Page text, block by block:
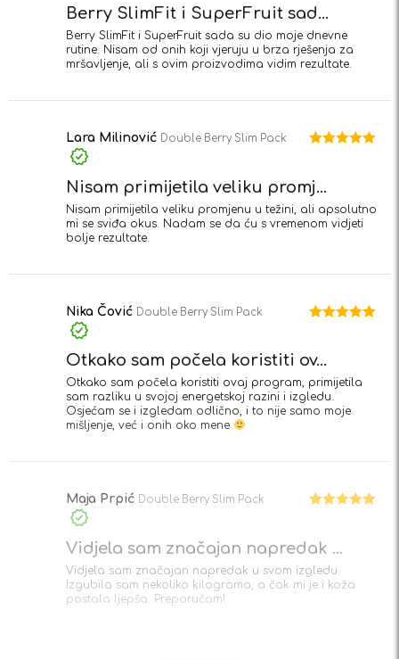
Berry SlimFit i SuperFruit sad...
Berry SlimFit i SuperFruit sada su dio moje dnevne
rutine. Nisam od onih koji vjeruju u brza rješenja za
mršavljenje, ali s ovim proizvodima vidim rezultate.
Lara Milinović Double Berry Slim Pack
Nisam primijetila veliku promj...
Nisam primijetila veliku promjenu u težini, ali apsolutno
mi se sviđa okus. Nadam se da ću s vremenom vidjeti
bolje rezultate.
Nika Čović Double Berry Slim Pack
Otkako sam počela koristiti ov...
Otkako sam počela koristiti ovaj program, primijetila
sam razliku u svojoj energetskoj razini i izgledu.
Osjećam se i izgledam odlično, i to nije samo moje
mišljenje, već i onih oko mene
Maja Prpić Double Berry Slim Pack
Vidjela sam značajan napredak ...
Vidjela sam značajan napredak u svom izgledu.
Izgubila sam nekoliko kilograma, a čak mi je i koža
postala ljepša. Preporučam!